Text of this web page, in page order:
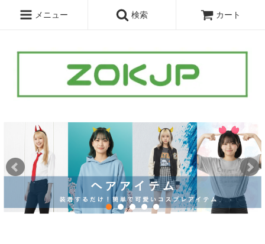
メニュー 検索 カート